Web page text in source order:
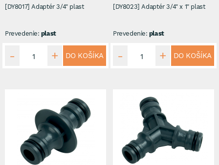
[DY8017] Adaptér 3/4" plast
Prevedenie: plast
DO KOŠÍKA
[DY8023] Adaptér 3/4" x 1" plast
Prevedenie: plast
DO KOŠÍKA